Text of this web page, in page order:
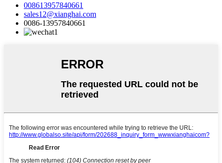
008613957840661
sales12@xianghai.com
0086-13957840661